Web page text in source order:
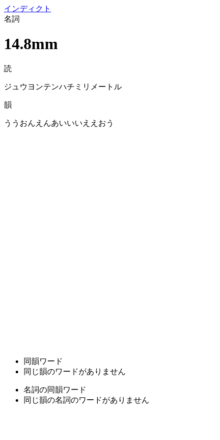
インディクト
名詞
14.8mm
読
ジュウヨンテンハチミリメートル
韻
ううおんえんあいいいええおう
同韻ワード
同じ韻のワードがありません
名詞の同韻ワード
同じ韻の名詞のワードがありません